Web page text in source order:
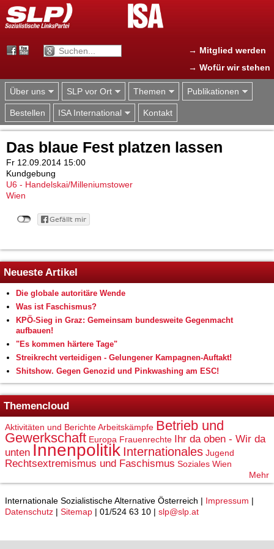
Jump to navigation
→ Mitglied werden
→ Wofür wir stehen
Über uns SLP vor Ort Themen Publikationen
Bestellen ISA International Kontakt
Das blaue Fest platzen lassen
Fr 12.09.2014 15:00
Kundgebung
U6 - Handelskai/Milleniumstower
Wien
Neueste Artikel
Die globale autoritäre Wende
Was ist Faschismus?
KPÖ-Sieg in Graz: Gemeinsam bundesweite Gegenmacht
aufbauen!
"Es kommen härtere Tage"
Streikrecht verteidigen - Gelungener Kampagnen-Auftakt!
Shitshow. Gegen Genozid und Pinkwashing am ESC!
Themencloud
Aktivitäten und BerichteArbeitskämpfe Betrieb und
Gewerkschaft Europa Frauenrechte
Ihr da oben - Wir da
unten Innenpolitik Internationales Jugend
Rechtsextremismus und Faschismus Soziales Wien
Mehr
Internationale Sozialistische Alternative Österreich | Impressum |
Datenschutz | Sitemap | 01/524 63 10 | slp@slp.at